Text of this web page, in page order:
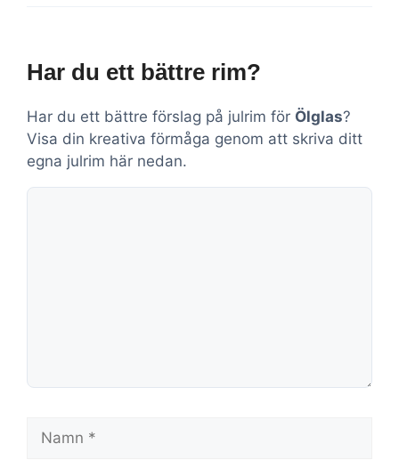
Har du ett bättre rim?
Har du ett bättre förslag på julrim för Ölglas?
Visa din kreativa förmåga genom att skriva ditt
egna julrim här nedan.
Kommentar